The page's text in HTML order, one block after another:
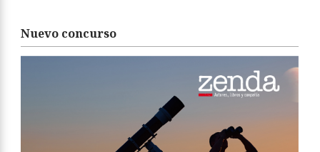
Nuevo concurso